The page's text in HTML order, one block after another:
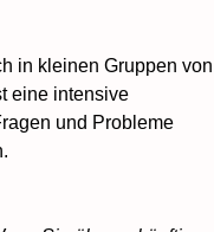
in kleinen Gruppen von
eine intensive
und Probleme